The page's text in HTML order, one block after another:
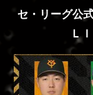
セ・リーグ公
Ｌ